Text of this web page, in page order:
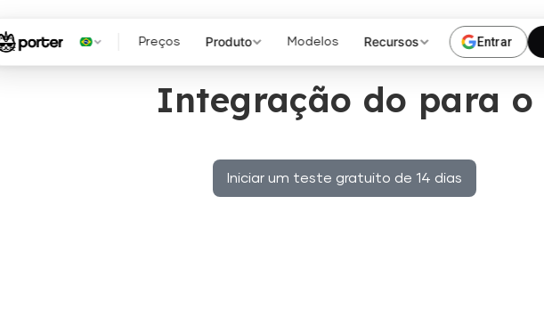
Preços Produto Modelos Recursos Entrar
Integração do para o
Iniciar um teste gratuito de 14 dias